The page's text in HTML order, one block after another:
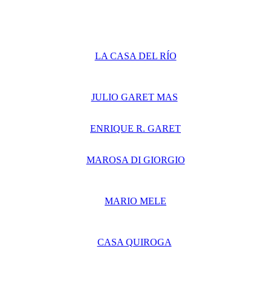
LA CASA DEL RÍO
JULIO GARET MAS
ENRIQUE R. GARET
MAROSA DI GIORGIO
MARIO MELE
CASA QUIROGA